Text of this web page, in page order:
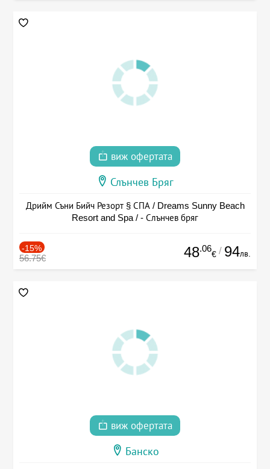
виж офертата
Слънчев Бряг
Дрийм Съни Бийч Резорт § СПА / Dreams Sunny Beach
Resort and Spa / - Слънчев бряг
-15%
56.75€ 48.06
€ / 94лв.
виж офертата
Банско